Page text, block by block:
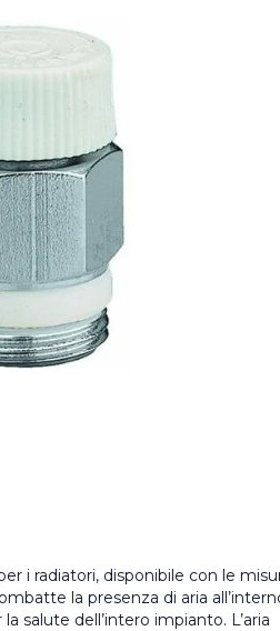
i radiatori, disponibile con le
la presenza di aria
salute dell’intero impianto. L’aria